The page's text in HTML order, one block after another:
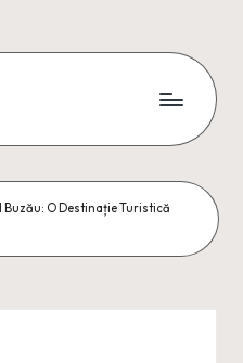
Buzău: O Destinație Turistică